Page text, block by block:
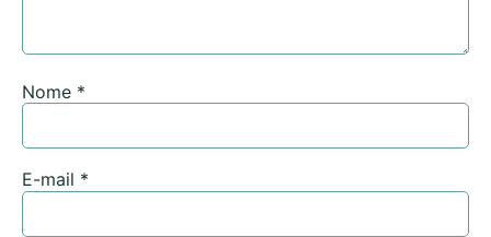
Nome *
E-mail *